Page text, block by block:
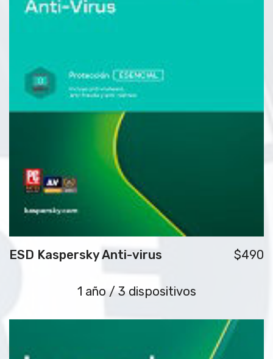
ESD Kaspersky Anti-virus $490
1 año / 3 dispositivos